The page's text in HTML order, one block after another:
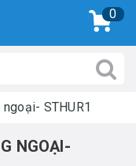
0
STHUR1
NGOẠI-